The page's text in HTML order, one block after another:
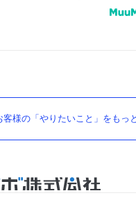
客様の「やりたいこと」をもっ